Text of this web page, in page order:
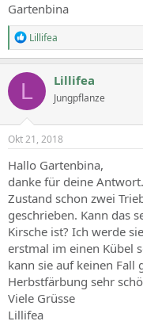
Gartenbina
R
e
a
c
i
o
n
s
Lillifea
L Lillifea
Jungpflanze
Okt 21, 2018
Hallo Gartenbina,
danke für deine
Zustand schon zwei
geschrieben. Kann das
Kirsche ist? Ich werde
erstmal im einen Kübel
kann sie auf keinen Fall
Herbstfärbung sehr
Viele Grüsse
Lillifea